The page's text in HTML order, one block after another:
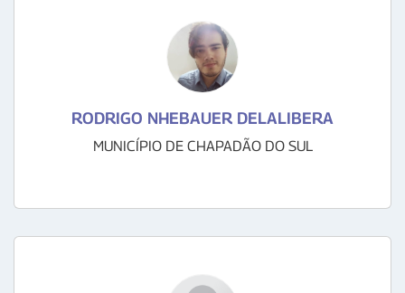
RODRIGO NHEBAUER DELALIBERA
MUNICÍPIO DE CHAPADÃO DO SUL